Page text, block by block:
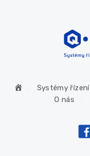
Systémy řízení
O nás